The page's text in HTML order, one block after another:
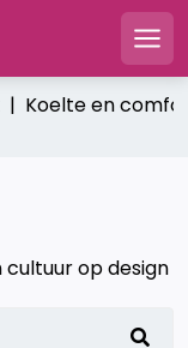
en comfort:
cultuur op design